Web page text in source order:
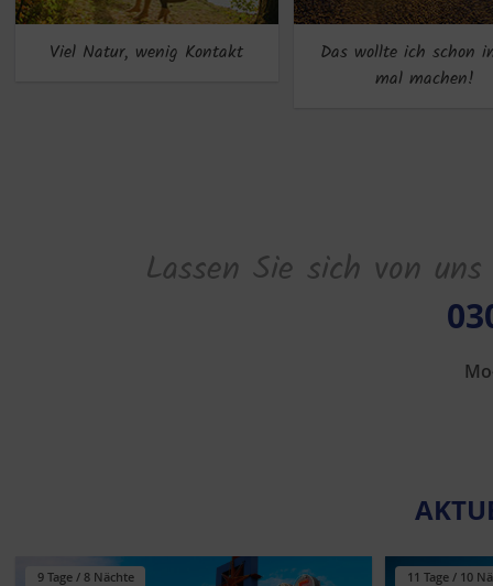
Viel Natur, wenig Kontakt
Das wollte ich schon
mal machen!
Lassen Sie sich von
9 Tage / 8 Nächte 11 Tage / 10